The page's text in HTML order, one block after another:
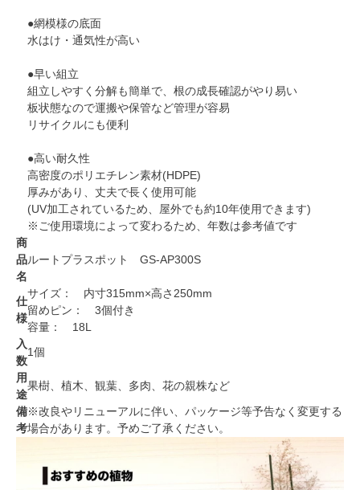
●網模様の底面
水はけ・通気性が高い
●早い組立
組立しやすく分解も簡単で、根の成長確認がやり易い
板状態なので運搬や保管など管理が容易
リサイクルにも便利
●高い耐久性
高密度のポリエチレン素材(HDPE)
厚みがあり、丈夫で長く使用可能
(UV加工されているため、屋外でも約10年使用できます)
※ご使用環境によって変わるため、年数は参考値です
商
品
名
ルートプラスポット GS-AP300S
仕
様
サイズ： 内寸315mm×高さ250mm
留めピン： 3個付き
容量： 18L
入
数
1個
用
途
果樹、植木、観葉、多肉、花の親株など
備
考
※改良やリニューアルに伴い、パッケージ等予告なく変更する
場合があります。予めご了承ください。